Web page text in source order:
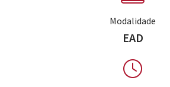
Modalidade
EAD